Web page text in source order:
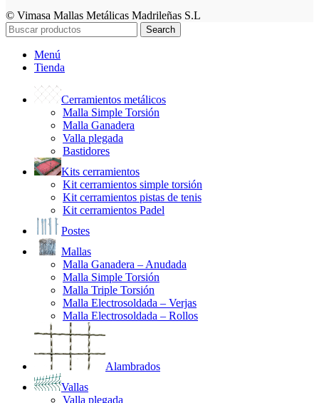
© Vimasa Mallas Metálicas Madrileñas S.L
Search
Menú
Tienda
Cerramientos metálicos
Malla Simple Torsión
Malla Ganadera
Valla plegada
Bastidores
Kits cerramientos
Kit cerramientos simple torsión
Kit cerramientos pistas de tenis
Kit cerramientos Padel
Postes
Mallas
Malla Ganadera – Anudada
Malla Simple Torsión
Malla Triple Torsión
Malla Electrosoldada – Verjas
Malla Electrosoldada – Rollos
Alambrados
Vallas
Valla plegada